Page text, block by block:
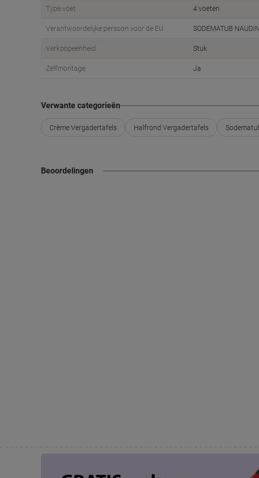
Type voet 4 voeten
Verantwoordelijke persoon voor de EU SODEMATUB
Verkoopeenheid Stuk
Zelfmontage Ja
Verwante categorieën
Crème Vergadertafels Halfrond Vergadertafels
Beoordelingen